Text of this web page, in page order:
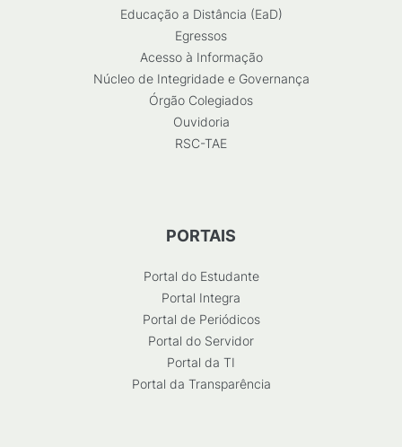
Educação a Distância (EaD)
Egressos
Acesso à Informação
Núcleo de Integridade e Governança
Órgão Colegiados
Ouvidoria
RSC-TAE
PORTAIS
Portal do Estudante
Portal Integra
Portal de Periódicos
Portal do Servidor
Portal da TI
Portal da Transparência